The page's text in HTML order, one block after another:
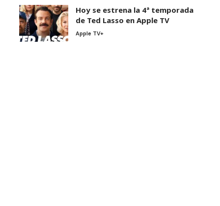
Hoy se estrena la 4ª temporada
de Ted Lasso en Apple TV
Apple TV+